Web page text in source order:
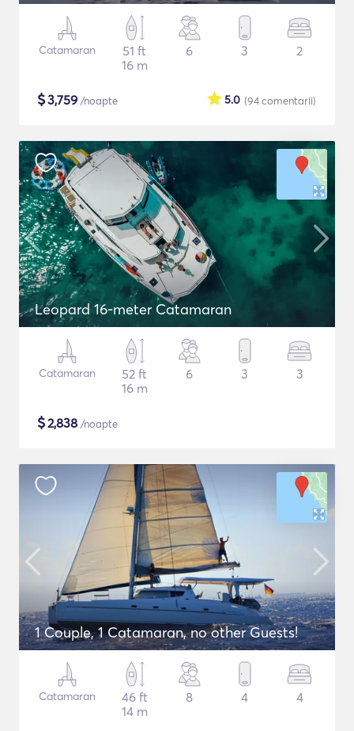
Catamaran
51 ft
16 m
6 3 2
$3,759 /noapte (94comentarii)
5.0
Leopard 16-meter Catamaran
Catamaran
52 ft
16 m
6 3 3
$2,838 /noapte
1 Couple, 1 Catamaran, no other Guests!
Catamaran
46 ft
14 m
8 4 4